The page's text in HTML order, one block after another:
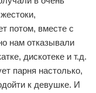
потом, вместе с
нам отказывали
дискотеке и т.д.
парня настолько,
к девушке. И